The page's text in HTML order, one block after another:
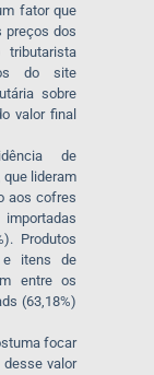
fator que
preços dos
tributarista
do site
sobre
valor final
de
lideram
aos cofres
Produtos
e itens de
entre os
(63,18%)
focar
valor